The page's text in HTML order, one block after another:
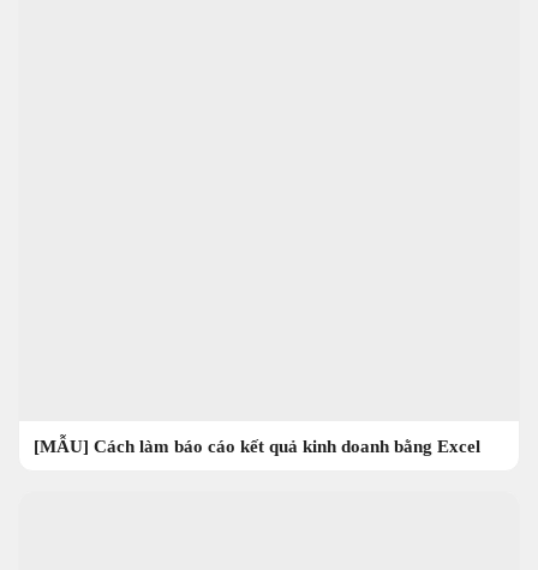
[MẪU] Cách làm báo cáo kết quả kinh doanh bằng Excel